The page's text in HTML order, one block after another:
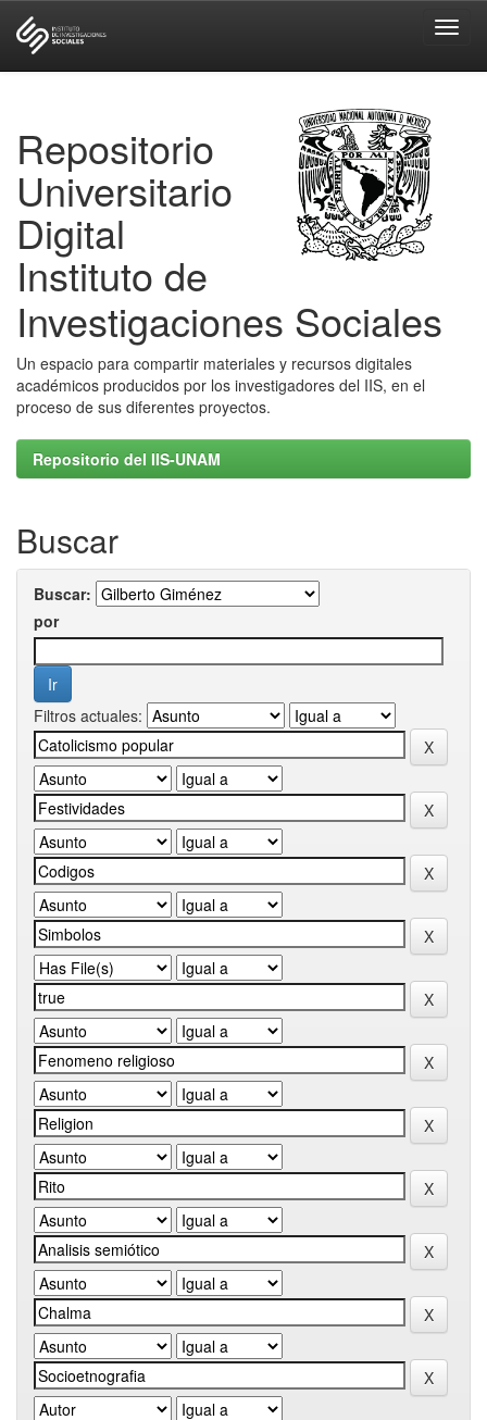
Repositorio
Universitario
Digital
Instituto de
Investigaciones Sociales
Un espacio para compartir materiales y recursos digitales
académicos producidos por los investigadores del IIS, en el
proceso de sus diferentes proyectos.
Repositorio del IIS-UNAM
Buscar
Buscar:
por
Filtros actuales: